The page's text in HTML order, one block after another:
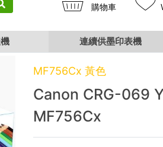
購物車
連續供墨印表機
MF756Cx 黃色
Canon CRG-069
MF756Cx